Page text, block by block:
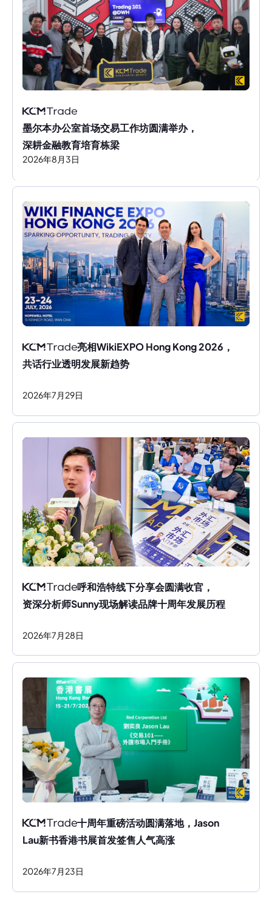
墨尔本办公室首场交易工作坊圆满举办，
深耕金融教育培育栋梁
2026年8 月 3日
亮相WikiEXPO Hong Kong 2026，
共话行业透明发展新趋势
2026年7 月 29日
呼和浩特线下分享会圆满收官，
资深分析师Sunny现场解读品牌十周年发展历程
2026年7 月 28日
十周年重磅活动圆满落地，Jason
Lau新书香港书展首发签售人气高涨
2026年7 月 23日